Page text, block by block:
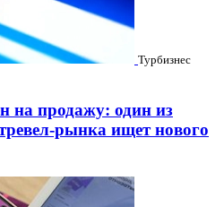
Турбизнес
на продажу: один из
рынка ищет нового